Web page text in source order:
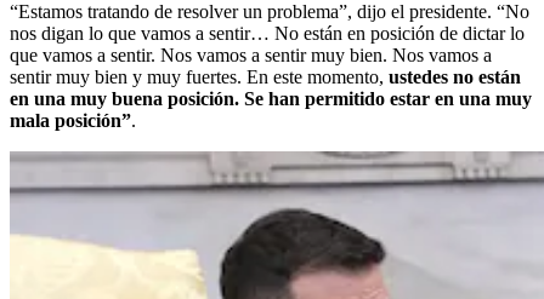
“Estamos tratando de resolver un problema”, dijo el presidente. “No
nos digan lo que vamos a sentir… No están en posición de dictar lo
que vamos a sentir. Nos vamos a sentir muy bien. Nos vamos a
sentir muy bien y muy fuertes. En este momento, ustedes no están
en una muy buena posición. Se han permitido estar en una muy
mala posición”.